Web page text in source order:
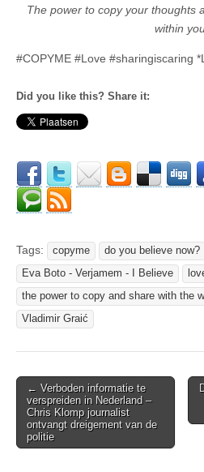
The power to copy your thoughts
within
#COPYME #Love #sharingiscaring
Did you like this? Share it:
Tags: copyme
do you believe now?
Eva Boto - Verjamem - I Believe
the power to copy and share with the
Vladimir Graić
Post
navigation
← Verboden informatie te
verspreiden in Nederland –
Chris Klomp journalist
ontvangt dreigement van de
politie